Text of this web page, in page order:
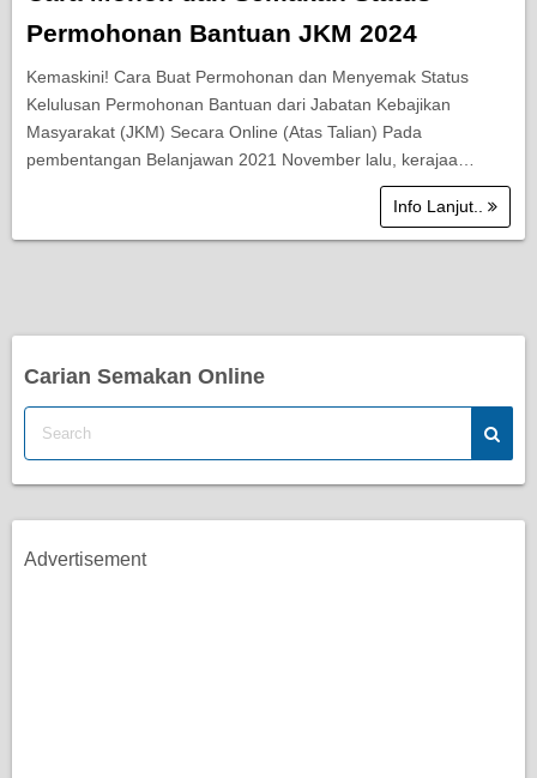
Permohonan Bantuan JKM 2024
Kemaskini! Cara Buat Permohonan dan Menyemak Status
Kelulusan Permohonan Bantuan dari Jabatan Kebajikan
Masyarakat (JKM) Secara Online (Atas Talian) Pada
pembentangan Belanjawan 2021 November lalu, kerajaa…
Info Lanjut..
Carian Semakan Online
Advertisement